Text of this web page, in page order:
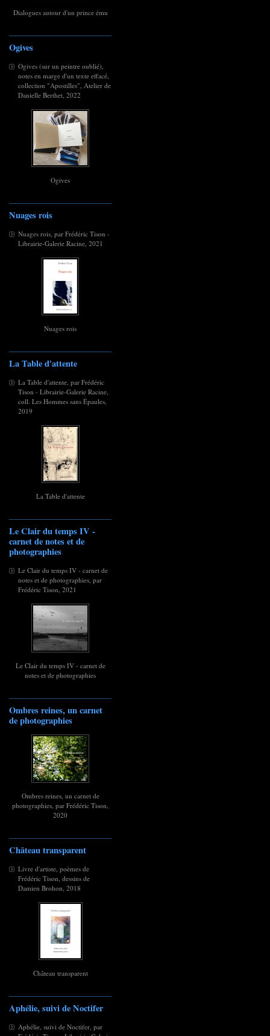
Dialogues autour d'un prince ému
Ogives
Ogives (sur un peintre oublié),
notes en marge d'un texte effacé,
collection "Apostilles", Atelier de
Danielle Berthet, 2022
Ogives
Nuages rois
Nuages rois, par Frédéric Tison -
Librairie-Galerie Racine, 2021
Nuages rois
La Table d'attente
La Table d'attente, par Frédéric
Tison - Librairie-Galerie Racine,
coll. Les Hommes sans Épaules,
2019
La Table d'attente
Le Clair du temps IV -
carnet de notes et de
photographies
Le Clair du temps IV - carnet de
notes et de photographies, par
Frédéric Tison, 2021
Le Clair du temps IV - carnet de
notes et de photographies
Ombres reines, un carnet
de photographies
Ombres reines, un carnet de
photographies, par Frédéric Tison,
2020
Château transparent
Livre d'artiste, poèmes de
Frédéric Tison, dessins de
Damien Brohon, 2018
Château transparent
Aphélie, suivi de Noctifer
Aphélie, suivi de Noctifer, par